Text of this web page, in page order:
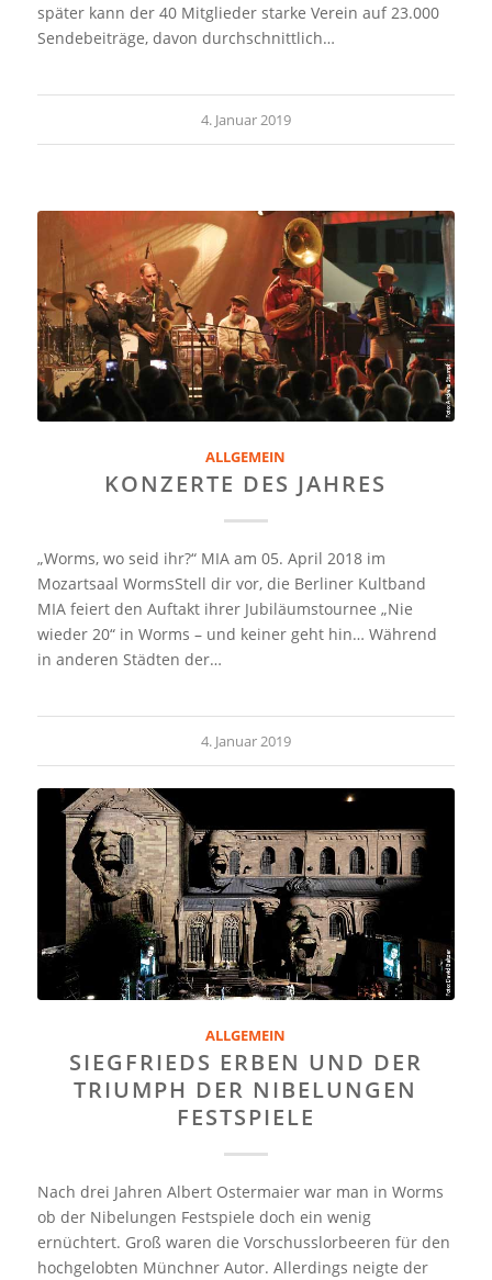
später kann der 40 Mitglieder starke Verein auf 23.000
Sendebeiträge, davon durchschnittlich…
4. Januar 2019
ALLGEMEIN
KONZERTE DES JAHRES
„Worms, wo seid ihr?“ MIA am 05. April 2018 im
Mozartsaal WormsStell dir vor, die Berliner Kultband
MIA feiert den Auftakt ihrer Jubiläumstournee „Nie
wieder 20“ in Worms – und keiner geht hin… Während
in anderen Städten der…
4. Januar 2019
ALLGEMEIN
SIEGFRIEDS ERBEN UND DER
TRIUMPH DER NIBELUNGEN
FESTSPIELE
Nach drei Jahren Albert Ostermaier war man in Worms
ob der Nibelungen Festspiele doch ein wenig
ernüchtert. Groß waren die Vorschusslorbeeren für den
hochgelobten Münchner Autor. Allerdings neigte der